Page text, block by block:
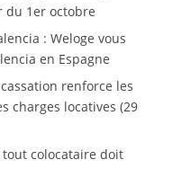
du 1er octobre
: Weloge vous
en Espagne
renforce les
charges locatives (29
colocataire doit